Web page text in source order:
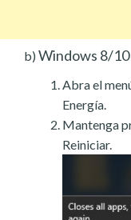
b) Windows 8/10
Abra el
Energía.
Mantenga
Reiniciar.